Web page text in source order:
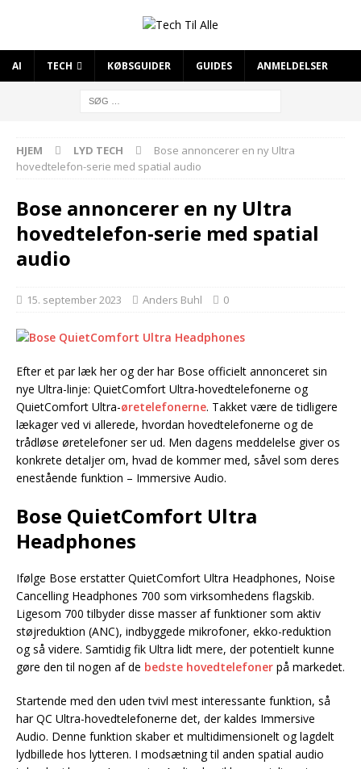
AI TECH KØBSGUIDER GUIDES ANMELDELSER
HJEM LYD TECH
Bose annoncerer en ny Ultra
hovedtelefon-serie med spatial audio
Bose annoncerer en ny Ultra
hovedtelefon-serie med spatial
audio
15. september 2023 Anders Buhl 0
Efter et par læk her og der har Bose officielt annonceret sin
nye Ultra-linje: QuietComfort Ultra-hovedtelefonerne og
QuietComfort Ultra-øretelefonerne. Takket være de tidligere
lækager ved vi allerede, hvordan hovedtelefonerne og de
trådløse øretelefoner ser ud. Men dagens meddelelse giver os
konkrete detaljer om, hvad de kommer med, såvel som deres
enestående funktion – Immersive Audio.
Bose QuietComfort Ultra
Headphones
Ifølge Bose erstatter QuietComfort Ultra Headphones, Noise
Cancelling Headphones 700 som virksomhedens flagskib.
Ligesom 700 tilbyder disse masser af funktioner som aktiv
støjreduktion (ANC), indbyggede mikrofoner, ekko-reduktion
og så videre. Samtidig fik Ultra lidt mere, der potentielt kunne
gøre den til nogen af de bedste hovedtelefoner på markedet.
Startende med den uden tvivl mest interessante funktion, så
har QC Ultra-hovedtelefonerne det, der kaldes Immersive
Audio. Denne funktion skaber et multidimensionelt og lagdelt
lydbillede hos lytteren. I modsætning til anden spatial audio